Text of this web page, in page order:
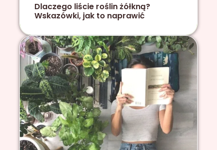
Dlaczego liście roślin żółkną?
Wskazówki, jak to naprawić